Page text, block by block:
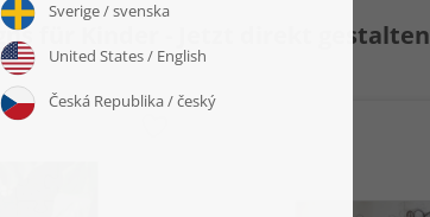
für Kinder - Jetzt direkt gestalten